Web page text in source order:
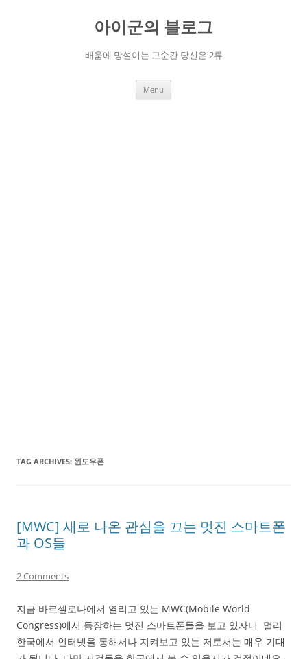
아이군의 블로그
배움에 망설이는 그순간 당신은 2류
Menu
TAG ARCHIVES: 윈도우폰
[MWC] 새로 나온 관심을 끄는 멋진 스마트폰
과 OS들
2 Comments
지금 바르셀로나에서 열리고 있는 MWC(Mobile World
Congress)에서 등장하는 멋진 스마트폰들을 보고 있자니 멀리
한국에서 인터넷을 통해서나 지켜보고 있는 저로서는 매우 기대